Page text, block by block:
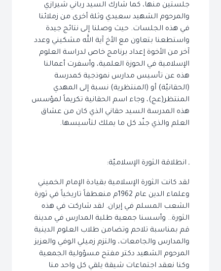
جلستين منها، كما شارك السيد رباني شيرازي
والمرحوم الشهيد سعيدي وثلة أخرى من زملائنا
في هذه الجلسات. حيث وصلنا إلى نتائج جيدة
واستطعنا بتعاون مع الأخ آية الله مشكيني وعدد
آخر من الأخوة إعداد برنامج خاص لدراسة العلوم
الإسلامية في الحوزة العلمية، وأسفرت أعمالنا
هذه عن تأسيس مدارس نموذجية كمدرسة
(الحقانيّة) أو (المنتظرية) نسبة إلى المهدي
المنتظر(عج)، وجاء اسم الحقانية تكريماً لمؤسس
هذه المدرسة السيد حقاني الذي كان من عشاق
العلم والذي جنّد كل ما يملك لتأسيسها.
ـ انطلاقة الثورة الإسلاميّة:
لقد كانت الثورة الإسلامية بقيادة الإمام الخميني
وعلماء الدين عام 1962م منعطفاً تاريخياً في ثورة
الشعب المسلم في إيران. لقد شاركت في هذه
الثورة.. وأسسنا جمعية طلبة المدارس في مدينة
قم بمناسبة تلاحم وتضامن طلاب العلوم الدينية
والمدارس والجامعات، والتزم زميلي الوفي والعزيز
المرحوم الشهيد دكتر مفتح مسؤولية الجمعية
وكنا نعقد اجتماعات شيقة يلقي كل واحد منا